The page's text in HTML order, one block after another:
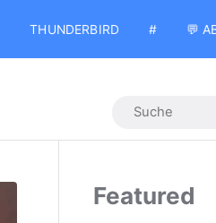
THUNDERBIRD # 💬
Featured